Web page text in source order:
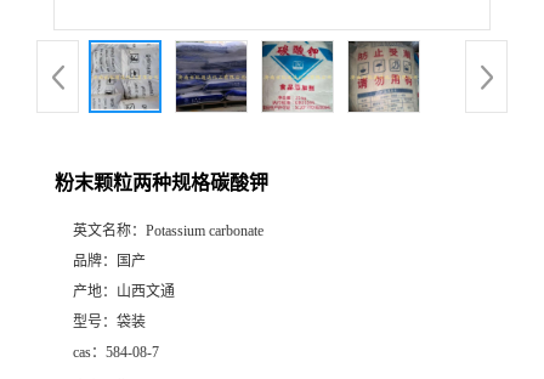
粉末颗粒两种规格碳酸钾
英文名称： Potassium carbonate
品牌：
国产
产地： 山西文通
型号： 袋装
cas： 584-08-7